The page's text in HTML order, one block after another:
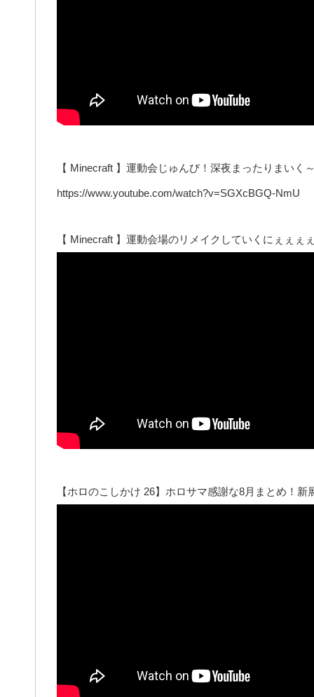
【 Minecraft 】運動会じゅんび！深夜まったりまいく
https://www.youtube.com/watch?v=SGXcBGQ-NmU
【 Minecraft 】運動会場のリメイクしていくにぇぇ
【ホロのこしかけ 26】ホロサマ感謝な8月まとめ！